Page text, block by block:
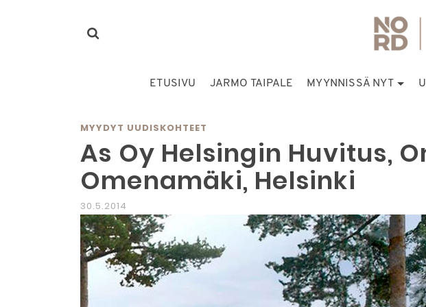
ETUSIVU JARMO TAIPALE MYYNNISSÄ NYT
MYYDYT UUDISKOHTEET
As Oy Helsingin Huvitus,
Omenamäki, Helsinki
30.5.2014